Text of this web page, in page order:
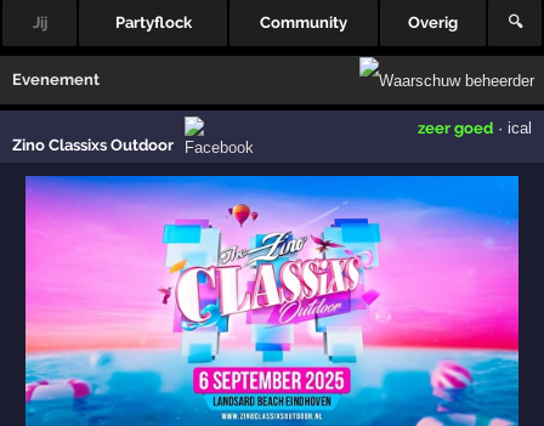
Jij Partyflock Community Overig 🔍
Evenement
Zino Classixs Outdoor
zeer goed· ical